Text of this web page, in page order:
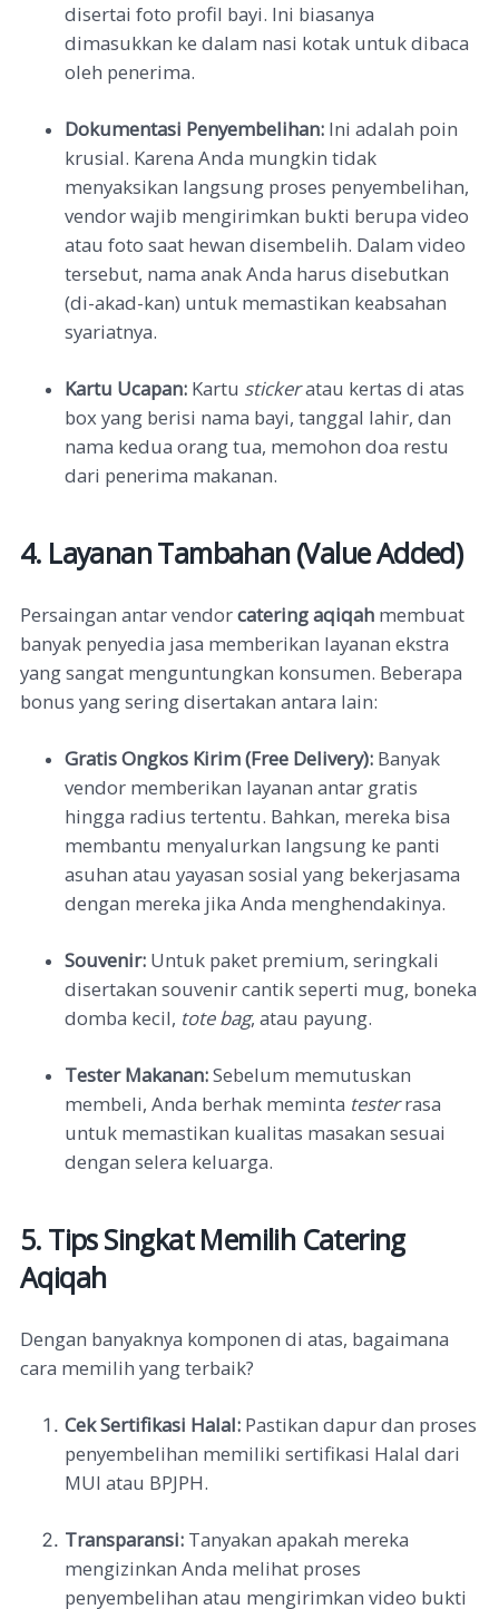
disertai foto profil bayi. Ini biasanya
dimasukkan ke dalam nasi kotak untuk dibaca
oleh penerima.
Dokumentasi Penyembelihan: Ini adalah poin
krusial. Karena Anda mungkin tidak
menyaksikan langsung proses penyembelihan,
vendor wajib mengirimkan bukti berupa video
atau foto saat hewan disembelih. Dalam video
tersebut, nama anak Anda harus disebutkan
(di-akad-kan) untuk memastikan keabsahan
syariatnya.
Kartu Ucapan: Kartu stickeratau kertas di atas
box yang berisi nama bayi, tanggal lahir, dan
nama kedua orang tua, memohon doa restu
dari penerima makanan.
4. Layanan Tambahan (Value Added)
Persaingan antar vendorcatering aqiqah membuat
banyak penyedia jasa memberikan layanan ekstra
yang sangat menguntungkan konsumen. Beberapa
bonus yang sering disertakan antara lain:
Gratis Ongkos Kirim (Free Delivery): Banyak
vendor memberikan layanan antar gratis
hingga radius tertentu. Bahkan, mereka bisa
membantu menyalurkan langsung ke panti
asuhan atau yayasan sosial yang bekerjasama
dengan mereka jika Anda menghendakinya.
Souvenir: Untuk paket premium, seringkali
disertakan souvenir cantik seperti mug, boneka
domba kecil, tote bag, atau payung.
Tester Makanan:Sebelum memutuskan
membeli, Anda berhak meminta testerrasa
untuk memastikan kualitas masakan sesuai
dengan selera keluarga.
5. Tips Singkat Memilih Catering
Aqiqah
Dengan banyaknya komponen di atas, bagaimana
cara memilih yang terbaik?
Cek Sertifikasi Halal: Pastikan dapur dan proses
penyembelihan memiliki sertifikasi Halal dari
MUI atau BPJPH.
Transparansi: Tanyakan apakah mereka
mengizinkan Anda melihat proses
penyembelihan atau mengirimkan video bukti